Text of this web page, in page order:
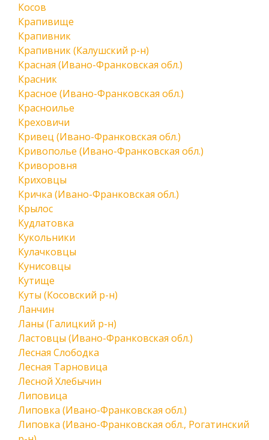
Косов
Крапивище
Крапивник
Крапивник (Калушский р-н)
Красная (Ивано-Франковская обл.)
Красник
Красное (Ивано-Франковская обл.)
Красноилье
Креховичи
Кривец (Ивано-Франковская обл.)
Кривополье (Ивано-Франковская обл.)
Криворовня
Криховцы
Кричка (Ивано-Франковская обл.)
Крылос
Кудлатовка
Кукольники
Кулачковцы
Кунисовцы
Кутище
Куты (Косовский р-н)
Ланчин
Ланы (Галицкий р-н)
Ластовцы (Ивано-Франковская обл.)
Лесная Слободка
Лесная Тарновица
Лесной Хлебычин
Липовица
Липовка (Ивано-Франковская обл.)
Липовка (Ивано-Франковская обл., Рогатинский